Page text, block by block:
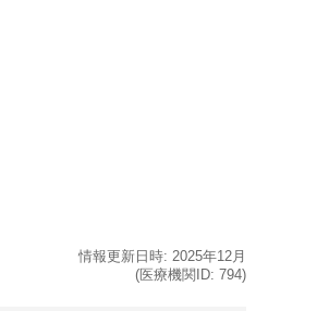
情報更新日時: 2025年12月
(医療機関ID: 794)